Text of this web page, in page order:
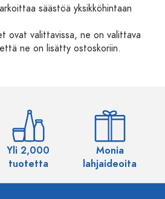
säästöä yksikköhintaan
ovat valittavissa, ne on valittava
ne on lisätty ostoskoriin.
Yli 2,000
tuotetta
Monia
lahjaideoita